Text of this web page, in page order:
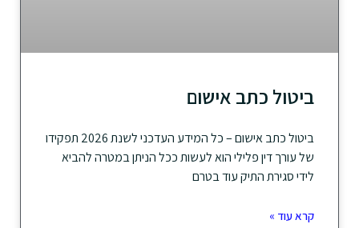
ביטול כתב אישום
ביטול כתב אישום – כל המידע העדכני לשנת 2026 תפקידו
של עורך דין פלילי הוא לעשות ככל הניתן במטרה להביא
לידי סגירת התיק עוד בטרם
קרא עוד »